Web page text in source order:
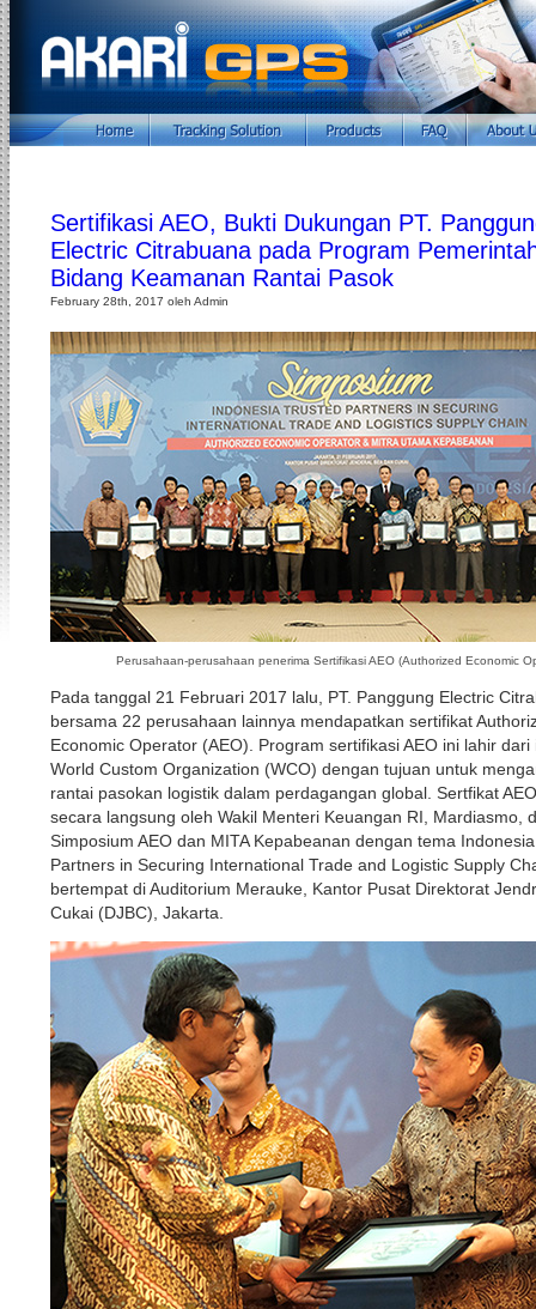
Sertifikasi AEO, Bukti Dukungan PT.
Electric Citrabuana pada Program
Bidang Keamanan Rantai Pasok
February 28th, 2017 oleh Admin
Perusahaan-perusahaan penerima Sertifikasi AEO (Authorized Economic
Pada tanggal 21 Februari 2017 lalu, PT. Panggung Electric
bersama 22 perusahaan lainnya mendapatkan sertifikat
Economic Operator (AEO). Program sertifikasi AEO ini lahir dari
World Custom Organization (WCO) dengan tujuan untuk
rantai pasokan logistik dalam perdagangan global. Sertfikat
secara langsung oleh Wakil Menteri Keuangan RI, Mardiasmo,
Simposium AEO dan MITA Kepabeanan dengan tema
Partners in Securing International Trade and Logistic Supply
bertempat di Auditorium Merauke, Kantor Pusat Direktorat
Cukai (DJBC), Jakarta.